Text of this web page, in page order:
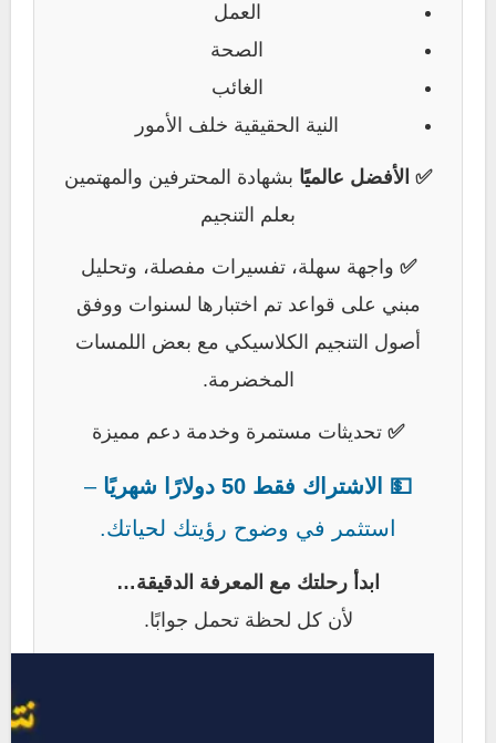
العمل
الصحة
الغائب
النية الحقيقية خلف الأمور
✅ الأفضل عالميًا بشهادة المحترفين والمهتمين
بعلم التنجيم
✅ واجهة سهلة، تفسيرات مفصلة، وتحليل
مبني على قواعد تم اختبارها لسنوات ووفق
أصول التنجيم الكلاسيكي مع بعض اللمسات
المخضرمة.
✅ تحديثات مستمرة وخدمة دعم مميزة
💵 الاشتراك فقط 50 دولارًا شهريًا
–
استثمر في وضوح رؤيتك لحياتك.
ابدأ رحلتك مع المعرفة الدقيقة…
لأن كل لحظة تحمل جوابًا.